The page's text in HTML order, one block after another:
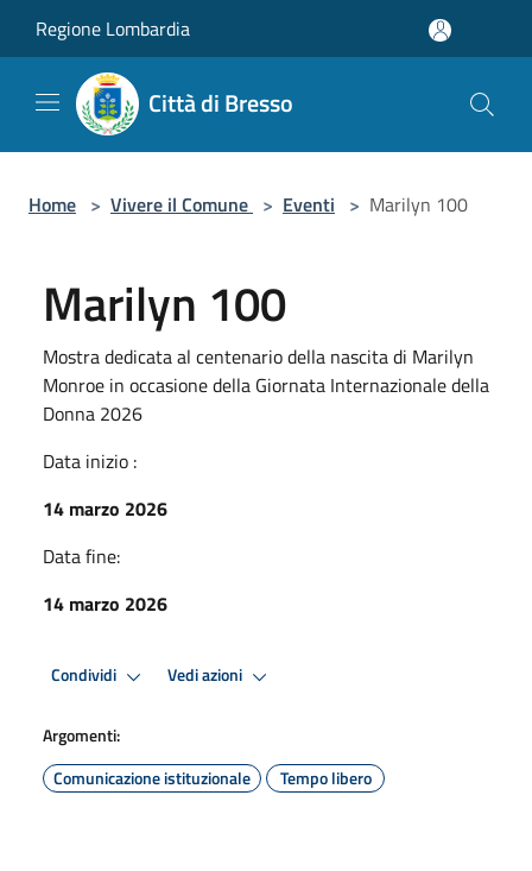
Regione Lombardia
Città di Bresso
Home > Vivere il Comune > Eventi > Marilyn 100
Marilyn 100
Mostra dedicata al centenario della nascita di Marilyn
Monroe in occasione della Giornata Internazionale della
Donna 2026
Data inizio :
14 marzo 2026
Data fine:
14 marzo 2026
Condividi Vedi azioni
Argomenti:
Comunicazione istituzionale
Tempo libero